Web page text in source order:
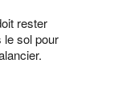
rester
le sol pour